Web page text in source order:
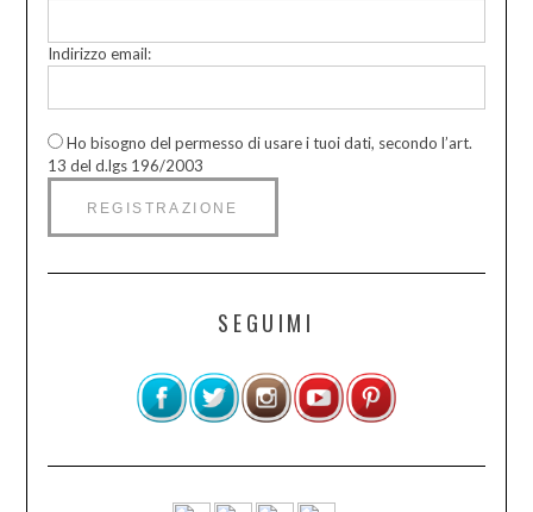
Indirizzo email:
Ho bisogno del permesso di usare i tuoi dati, secondo l’art.
13 del d.lgs 196/2003
SEGUIMI